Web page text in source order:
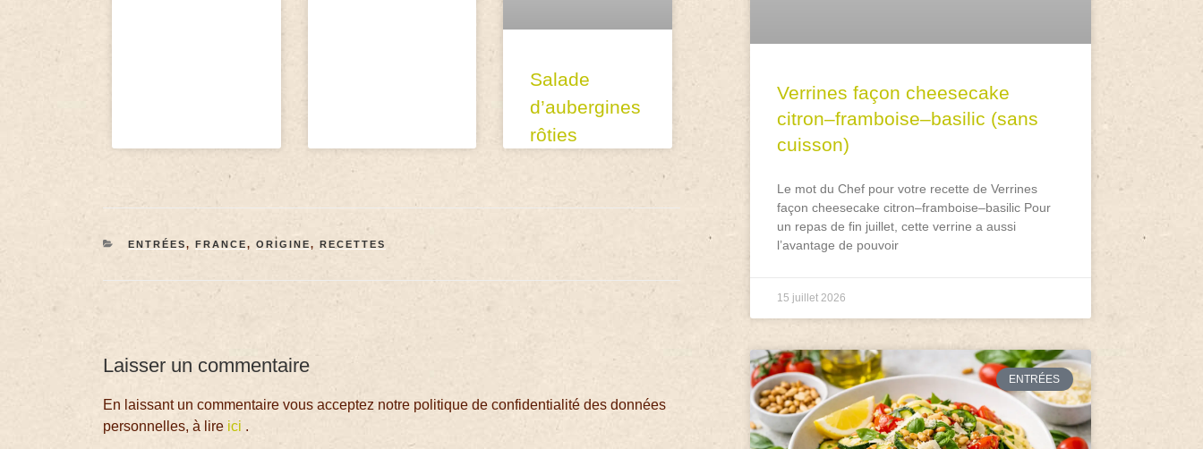
Salade
d’aubergines
rôties
ENTRÉES, FRANCE, ORIGINE, RECETTES
Laisser un commentaire
En laissant un commentaire vous acceptez notre politique de confidentialité des données
personnelles, à lire ici .
Verrines façon cheesecake
citron–framboise–basilic (sans
cuisson)
Le mot du Chef pour votre recette de Verrines
façon cheesecake citron–framboise–basilic Pour
un repas de fin juillet, cette verrine a aussi
l’avantage de pouvoir
15 juillet 2026
ENTRÉES